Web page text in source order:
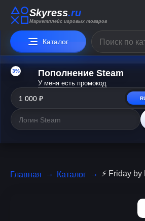
Skyress.ru
Маркетплейс игровых товаров
Каталог
3% Пополнение Steam
У меня есть промокод
Главная Каталог ⚡️ Friday